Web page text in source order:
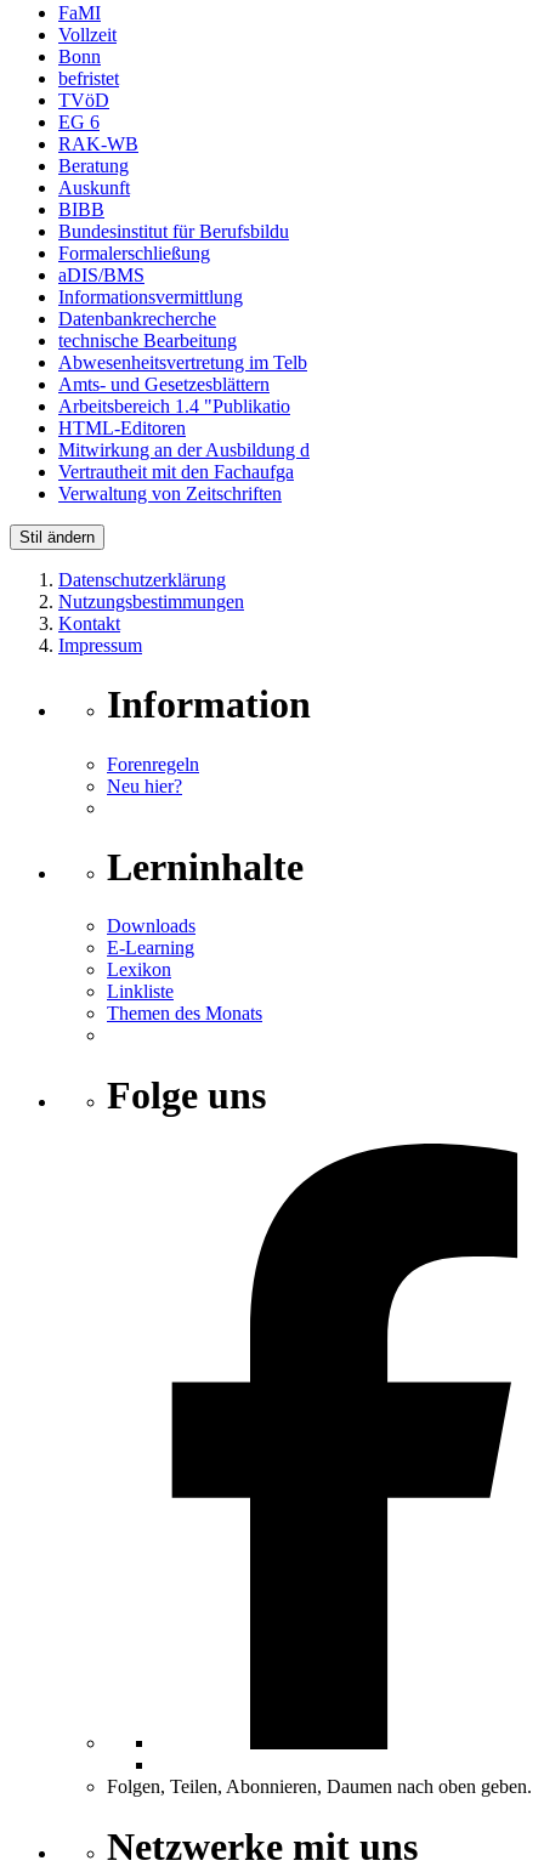
FaMI
Vollzeit
Bonn
befristet
TVöD
EG 6
RAK-WB
Beratung
Auskunft
BIBB
Bundesinstitut für Berufsbildu
Formalerschließung
aDIS/BMS
Informationsvermittlung
Datenbankrecherche
technische Bearbeitung
Abwesenheitsvertretung im Telb
Amts- und Gesetzesblättern
Arbeitsbereich 1.4 "Publikatio
HTML-Editoren
Mitwirkung an der Ausbildung d
Vertrautheit mit den Fachaufga
Verwaltung von Zeitschriften
Stil ändern
Datenschutzerklärung
Nutzungsbestimmungen
Kontakt
Impressum
Information
Forenregeln
Neu hier?
Lerninhalte
Downloads
E-Learning
Lexikon
Linkliste
Themen des Monats
Folge uns
Folgen, Teilen, Abonnieren, Daumen nach oben geben.
Netzwerke mit uns